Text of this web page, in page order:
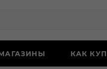
КАК